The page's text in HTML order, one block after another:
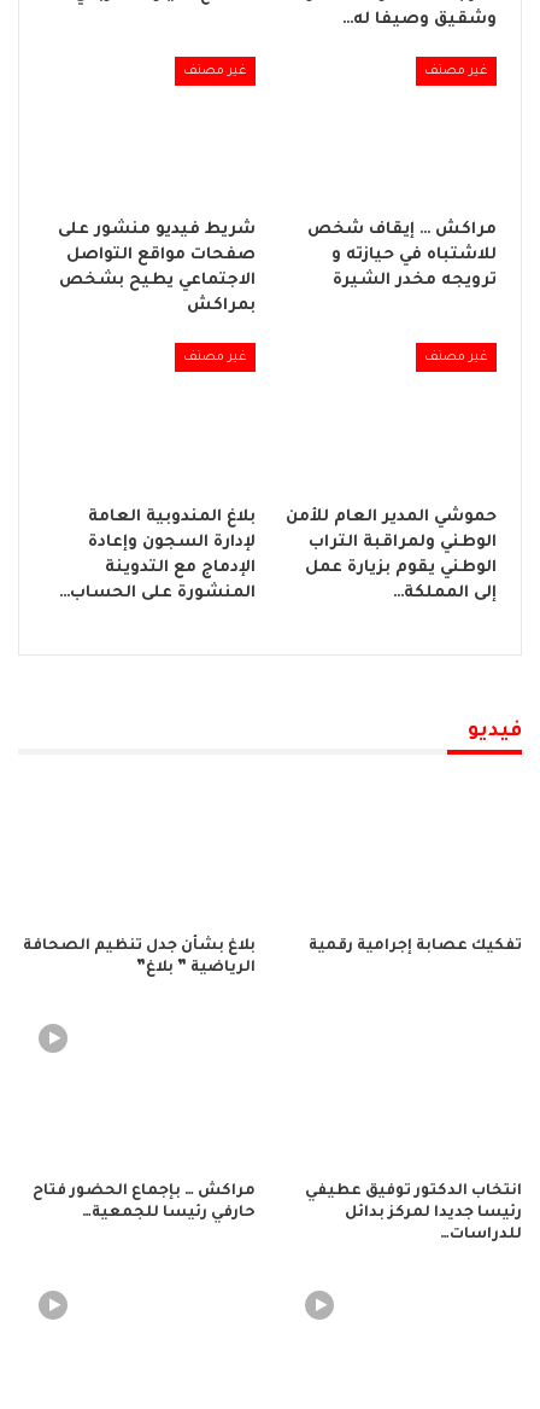
وشقيق وصيفا له…
غير مصنف
مراكش … إيقاف شخص
للاشتباه في حيازته و
ترويجه مخدر الشيرة
غير مصنف
شريط فيديو منشور على
صفحات مواقع التواصل
الاجتماعي يطيح بشخص
بمراكش
غير مصنف
حموشي المدير العام للأمن
الوطني ولمراقبة التراب
الوطني يقوم بزيارة عمل
إلى المملكة…
غير مصنف
بلاغ المندوبية العامة
لإدارة السجون وإعادة
الإدماج مع التدوينة
المنشورة على الحساب…
فيديو
تفكيك عصابة إجرامية رقمية
بلاغ بشأن جدل تنظيم الصحافة
الرياضية ” بلاغ”
انتخاب الدكتور توفيق عطيفي
رئيسا جديدا لمركز بدائل
للدراسات…
مراكش … بإجماع الحضور فتاح
حارفي رئيسا للجمعية…